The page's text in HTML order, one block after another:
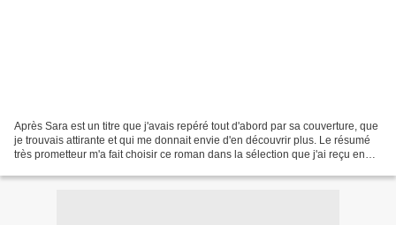
Après Sara est un titre que j'avais repéré tout d'abord par sa couverture, que
je trouvais attirante et qui me donnait envie d'en découvrir plus. Le résumé
très prometteur m'a fait choisir ce roman dans la sélection que j'ai reçu en